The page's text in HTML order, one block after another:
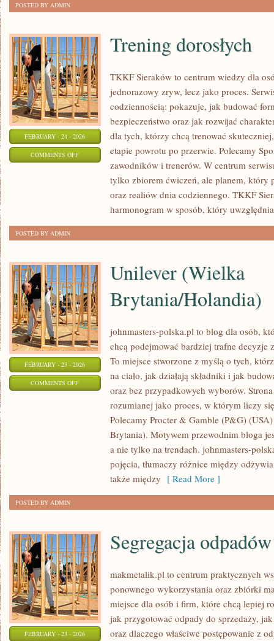
POSTED BY ADMIN
FEBRUARY - 24 - 2026
COMMENTS OFFON
DOROSŁYCH
Trening dorosłych
TKKF Sieraków to centrum wiedzy dla
jednorazowy zryw, lecz jako proces.
codziennością: pokazuje, jak budować
bezpieczeństwo oraz jak rozwijać
dla tych, którzy chcą trenować
etapie powrotu po przerwie. Polecamy
zawodników i trenerów. W centrum
tylko zbiorem ćwiczeń, ale planem, który
oraz realiów dnia codziennego. TKKF
harmonogram w sposób, który uwzględnia
POSTED BY ADMIN
FEBRUARY - 23 - 2026
COMMENTS OFFON
BRYTANIA/HOLANDIA)
Unilever (Wielka
Brytania/Holandia)
johnmasters-polska.pl to blog dla osób,
chcą podejmować bardziej trafne decyzje
To miejsce stworzone z myślą o tych,
na ciało, jak działają składniki i jak
oraz bez przypadkowych wyborów.
rozumianej jako proces, w którym liczy
Polecamy Procter & Gamble (P&G)
Brytania). Motywem przewodnim bloga
a nie tylko na trendach. johnmasters-
pojęcia, tłumaczy różnice między
także między [ Read More ]
POSTED BY ADMIN
FEBRUARY - 23 - 2026
Segregacja odpadów
makmetalik.pl to centrum praktycznych
ponownego wykorzystania oraz zbiórki
miejsce dla osób i firm, które chcą lepiej
jak przygotować odpady do sprzedaży,
oraz dlaczego właściwe postępowanie z